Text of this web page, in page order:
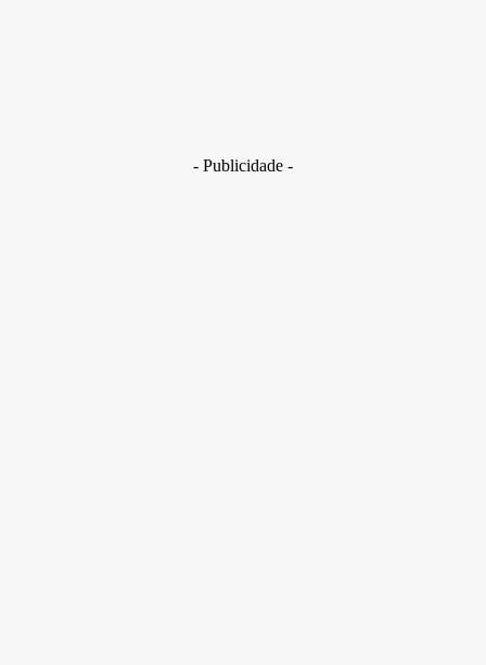
- Publicidade -